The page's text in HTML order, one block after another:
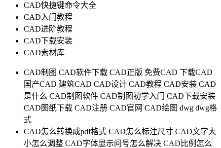
CAD快捷键命令大全
CAD入门教程
CAD进阶教程
CAD下载安装
CAD素材库
CAD制图 CAD软件下载 CAD正版 免费CAD 下载CAD
国产CAD 建筑CAD CAD设计 CAD教程 CAD安装 CAD
是什么 CAD制图软件 CAD制图初学入门
CAD下载安装
CAD图纸下载 CAD注册 CAD官网 CAD绘图 dwg dwg格
式
CAD怎么转换成pdf格式 CAD怎么标注尺寸 CAD文字大
小怎么调整 CAD字体显示问号怎么解决 CAD比例怎么